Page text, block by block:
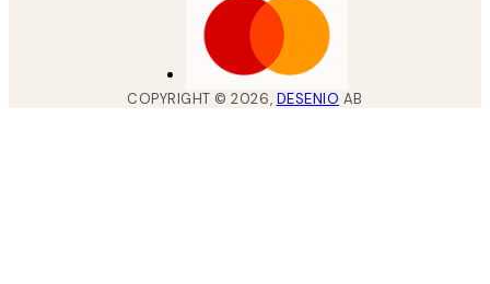
COPYRIGHT ©2026, DESENIO AB